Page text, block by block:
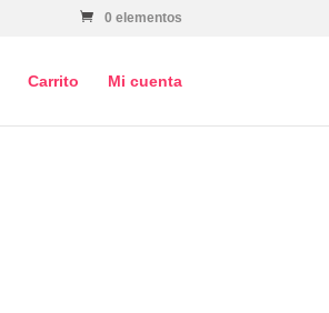
0 elementos
Carrito Mi cuenta